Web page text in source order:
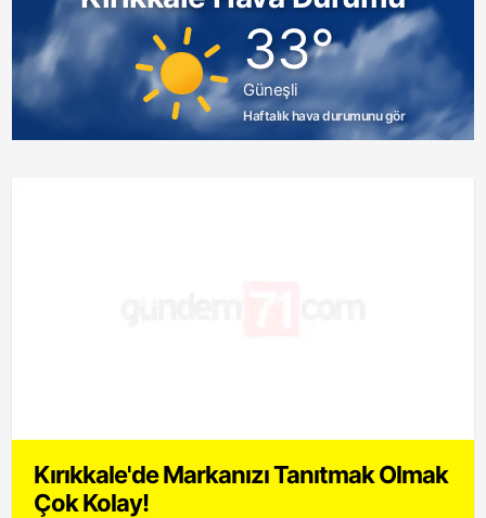
33°
Güneşli
Haftalık hava durumunu gör
Kırıkkale'de Markanızı Tanıtmak Olmak
Çok Kolay!